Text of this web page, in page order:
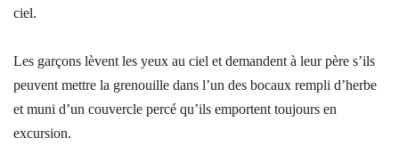
ciel.
Les garçons lèvent les yeux au ciel et demandent à leur père s’ils
peuvent mettre la grenouille dans l’un des bocaux rempli d’herbe
et muni d’un couvercle percé qu’ils emportent toujours en
excursion.